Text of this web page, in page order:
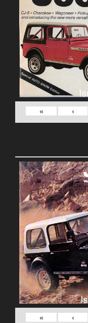
›
»
›
»